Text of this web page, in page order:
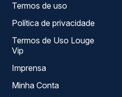
Termos de uso
Política de privacidade
Termos de Uso Louge
Vip
Imprensa
Minha Conta